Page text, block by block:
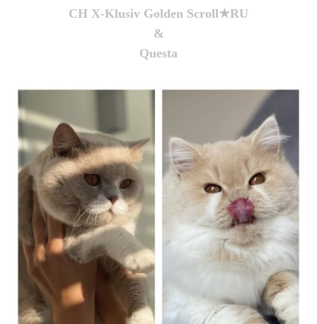
CH X-Klusiv Golden Scroll★RU
&
Questa